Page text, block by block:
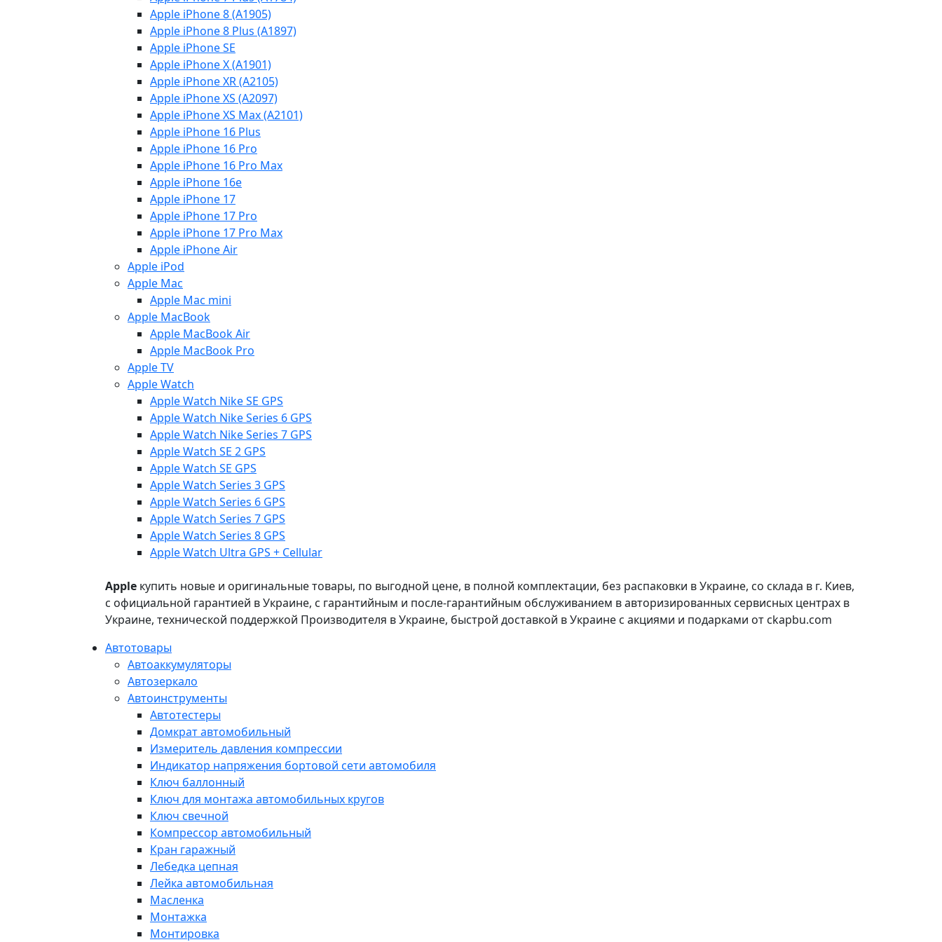
Apple iPhone 8 (A1905)
Apple iPhone 8 Plus (A1897)
Apple iPhone SE
Apple iPhone X (A1901)
Apple iPhone XR (A2105)
Apple iPhone XS (A2097)
Apple iPhone XS Max (A2101)
Apple iPhone 16 Plus
Apple iPhone 16 Pro
Apple iPhone 16 Pro Max
Apple iPhone 16e
Apple iPhone 17
Apple iPhone 17 Pro
Apple iPhone 17 Pro Max
Apple iPhone Air
Apple iPod
Apple Mac
Apple Mac mini
Apple MacBook
Apple MacBook Air
Apple MacBook Pro
Apple TV
Apple Watch
Apple Watch Nike SE GPS
Apple Watch Nike Series 6 GPS
Apple Watch Nike Series 7 GPS
Apple Watch SE 2 GPS
Apple Watch SE GPS
Apple Watch Series 3 GPS
Apple Watch Series 6 GPS
Apple Watch Series 7 GPS
Apple Watch Series 8 GPS
Apple Watch Ultra GPS + Cellular
Apple купить новые и оригинальные товары, по выгодной цене, в полной комплектации, без распаковки в Украине, со склада в г. Киев,
с официальной гарантией в Украине, с гарантийным и после-гарантийным обслуживанием в авторизированных сервисных центрах в
Украине, технической поддержкой Производителя в Украине, быстрой доставкой в Украине с акциями и подарками от ckapbu.com
Автотовары
Автоаккумуляторы
Автозеркало
Автоинструменты
Автотестеры
Домкрат автомобильный
Измеритель давления компрессии
Индикатор напряжения бортовой сети автомобиля
Ключ баллонный
Ключ для монтажа автомобильных кругов
Ключ свечной
Компрессор автомобильный
Кран гаражный
Лебедка цепная
Лейка автомобильная
Масленка
Монтажка
Монтировка